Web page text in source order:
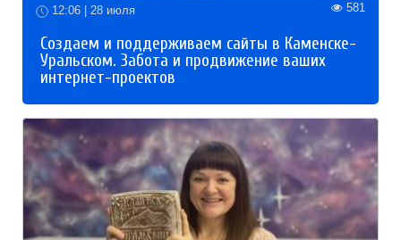
12:06 | 28 июля 581
Создаем и поддерживаем сайты в Каменске-
Уральском. Забота и продвижение ваших
интернет-проектов